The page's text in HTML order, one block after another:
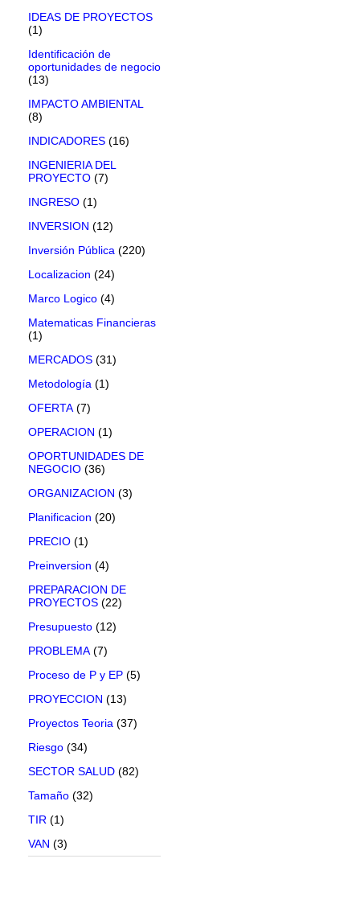
IDEAS DE PROYECTOS
(1)
Identificación de
oportunidades de negocio
(13)
IMPACTO AMBIENTAL
(8)
INDICADORES (16)
INGENIERIA DEL
PROYECTO (7)
INGRESO (1)
INVERSION (12)
Inversión Pública (220)
Localizacion (24)
Marco Logico (4)
Matematicas Financieras
(1)
MERCADOS (31)
Metodología (1)
OFERTA (7)
OPERACION (1)
OPORTUNIDADES DE
NEGOCIO (36)
ORGANIZACION (3)
Planificacion (20)
PRECIO (1)
Preinversion (4)
PREPARACION DE
PROYECTOS (22)
Presupuesto (12)
PROBLEMA (7)
Proceso de P y EP (5)
PROYECCION (13)
Proyectos Teoria (37)
Riesgo (34)
SECTOR SALUD (82)
Tamaño (32)
TIR (1)
VAN (3)